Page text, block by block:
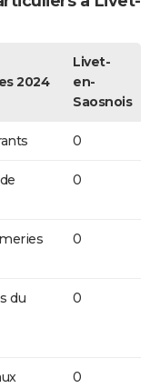
2024
Livet-
en-
Saosnois
0
0
0
du
0
0